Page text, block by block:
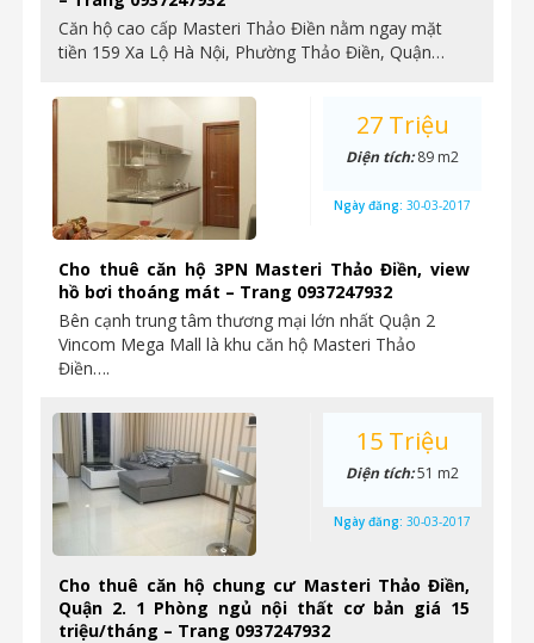
Căn hộ cao cấp Masteri Thảo Điền nằm ngay mặt
tiền 159 Xa Lộ Hà Nội, Phường Thảo Điền, Quận…
Cho thuê căn hộ 3PN Masteri Thảo Điền, view
hồ bơi thoáng mát – Trang 0937247932
Bên cạnh trung tâm thương mại lớn nhất Quận 2
Vincom Mega Mall là khu căn hộ Masteri Thảo
Điền….
27 Triệu
Diện tích:89 m2
Ngày đăng: 30-03-2017
Cho thuê căn hộ chung cư Masteri Thảo Điền,
Quận 2. 1 Phòng ngủ nội thất cơ bản giá 15
triệu/tháng – Trang 0937247932
15 Triệu
Diện tích:51 m2
Ngày đăng: 30-03-2017